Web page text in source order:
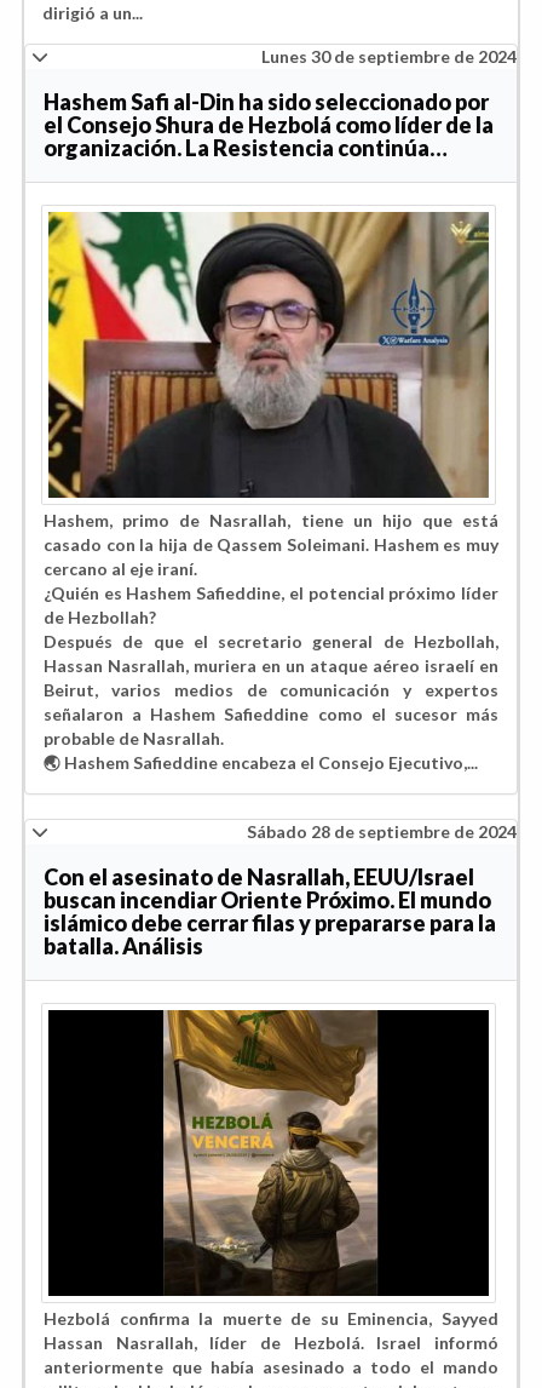
dirigió a un...
Lunes 30 de septiembre de 2024
Hashem Safi al-Din ha sido seleccionado por
el Consejo Shura de Hezbolá como líder de la
organización. La Resistencia continúa…
Hashem, primo de Nasrallah, tiene un hijo que está
casado con la hija de Qassem Soleimani. Hashem es muy
cercano al eje iraní.
¿Quién es Hashem Safieddine, el potencial próximo líder
de Hezbollah?
Después de que el secretario general de Hezbollah,
Hassan Nasrallah, muriera en un ataque aéreo israelí en
Beirut, varios medios de comunicación y expertos
señalaron a Hashem Safieddine como el sucesor más
probable de Nasrallah.
🌏 Hashem Safieddine encabeza el Consejo Ejecutivo,...
Sábado 28 de septiembre de 2024
Con el asesinato de Nasrallah, EEUU/Israel
buscan incendiar Oriente Próximo. El mundo
islámico debe cerrar filas y prepararse para la
batalla. Análisis
Hezbolá confirma la muerte de su Eminencia, Sayyed
Hassan Nasrallah, líder de Hezbolá. Israel informó
anteriormente que había asesinado a todo el mando